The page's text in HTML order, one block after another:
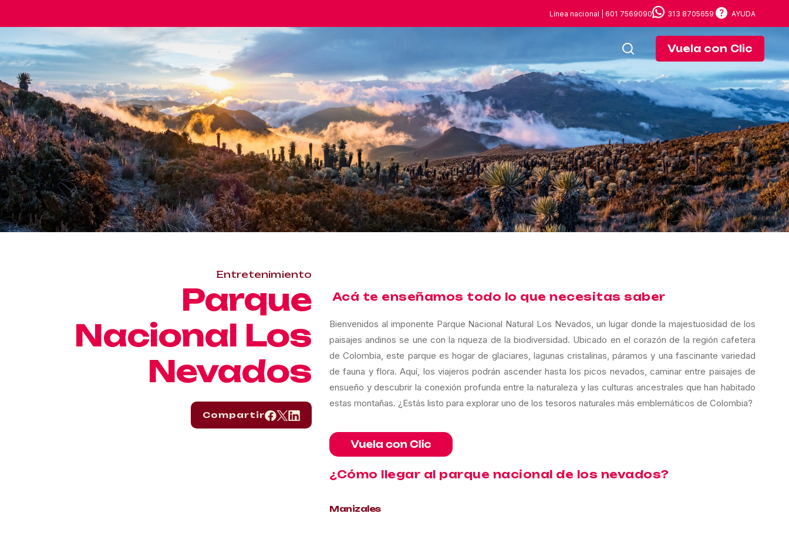
Línea nacional | 601 7569090 313 8705659 AYUDA
Vuela con Clic
Entretenimiento
Parque
Nacional Los
Nevados
Compartir
Acá te enseñamos todo lo que necesitas saber
Bienvenidos al imponente Parque Nacional Natural Los Nevados, un lugar donde la majestuosidad de los
paisajes andinos se une con la riqueza de la biodiversidad. Ubicado en el corazón de la región cafetera
de Colombia, este parque es hogar de glaciares, lagunas cristalinas, páramos y una fascinante variedad
de fauna y flora. Aquí, los viajeros podrán ascender hasta los picos nevados, caminar entre paisajes de
ensueño y descubrir la conexión profunda entre la naturaleza y las culturas ancestrales que han habitado
estas montañas. ¿Estás listo para explorar uno de los tesoros naturales más emblemáticos de Colombia?
¿Cómo llegar al parque nacional de los nevados?
Manizales